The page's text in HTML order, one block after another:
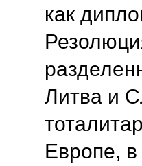
как
Литва и
Европе,